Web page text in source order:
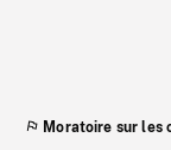
Moratoire sur les